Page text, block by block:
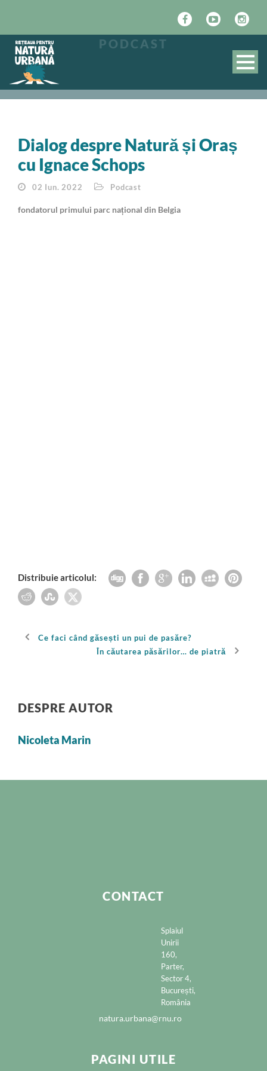
PODCAST
Dialog despre Natură și Oraș
cu Ignace Schops
02 Iun. 2022 Podcast
fondatorul primului parc național din Belgia
Distribuie articolul:
Ce faci când găsești un pui de pasăre?
În căutarea păsărilor… de piatră
DESPRE AUTOR
Nicoleta Marin
CONTACT
Splaiul
Unirii
160,
Parter,
Sector 4,
București,
România
natura.urbana@rnu.ro
PAGINI UTILE